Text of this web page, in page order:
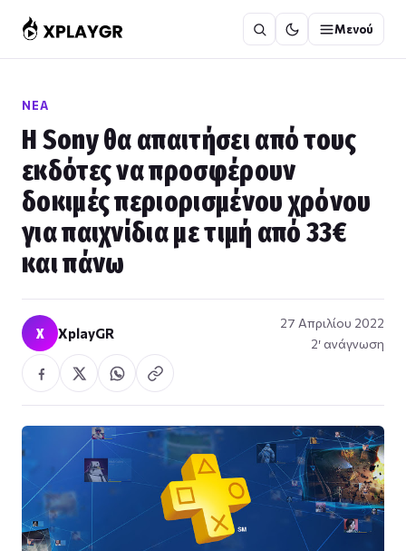
στο
περιεχόμενο
Μενού
ΝΈΑ
Η Sony θα απαιτήσει από τους
εκδότες να προσφέρουν
δοκιμές περιορισμένου χρόνου
για παιχνίδια με τιμή από 33€
και πάνω
X XplayGR
27 Απριλίου 2022
2′ ανάγνωση